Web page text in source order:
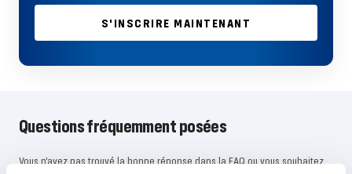
S'INSCRIRE MAINTENANT
Questions fréquemment posées
Vous n'avez pas trouvé la bonne réponse dans la FAQ ou vous souhaitez